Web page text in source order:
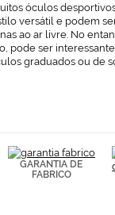
óculos
versátil e podem
ao ar livre. No
pode ser
graduados ou de
GARANTIA DE
FABRICO